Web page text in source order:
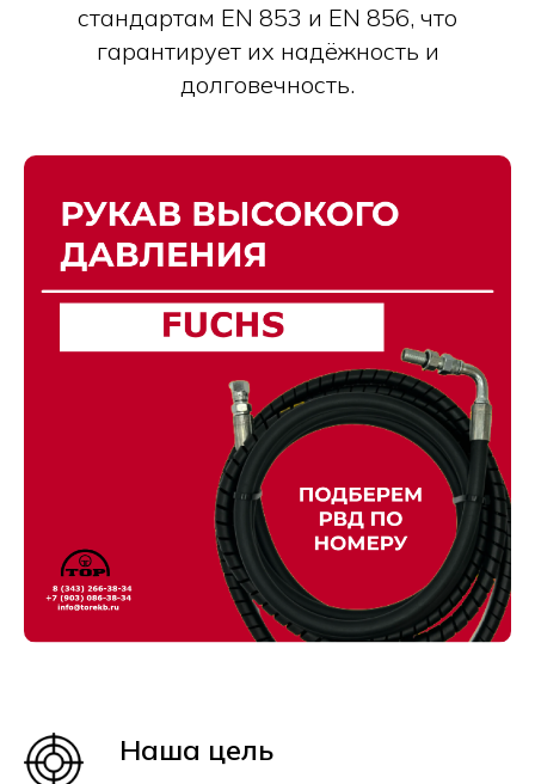
стандартам EN 853 и EN 856, что
гарантирует их надёжность и
долговечность.
Наша цель